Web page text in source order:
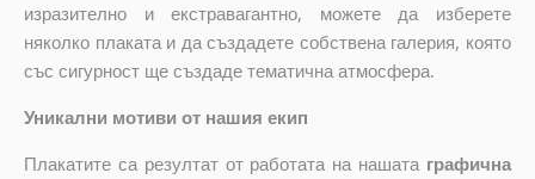
изразително и екстравагантно, можете да изберете
няколко плаката и да създадете собствена галерия, която
със сигурност ще създаде тематична атмосфера.
Уникални мотиви от нашия екип
Плакатите са резултат от работата на нашата графична